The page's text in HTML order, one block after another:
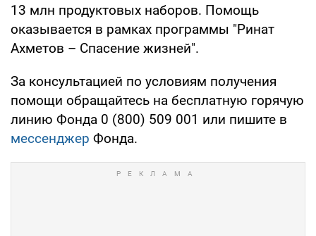
13 млн продуктовых наборов. Помощь
оказывается в рамках программы "Ринат
Ахметов – Спасение жизней".
За консультацией по условиям получения
помощи обращайтесь на бесплатную горячую
линию Фонда 0 (800) 509 001 или пишите в
мессенджер Фонда.